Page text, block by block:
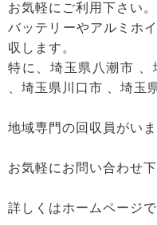
お気軽にご利用下さい。
バッテリーやアルミホ
収します。
特に、埼玉県八潮市
、埼玉県川口市 、埼玉
地域専門の回収員がい
詳しくはホームページ